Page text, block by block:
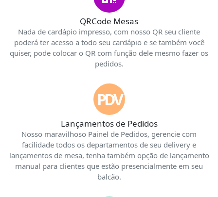
QRCode Mesas
Nada de cardápio impresso, com nosso QR seu cliente
poderá ter acesso a todo seu cardápio e se também você
quiser, pode colocar o QR com função dele mesmo fazer os
pedidos.
PDV
Lançamentos de Pedidos
Nosso maravilhoso Painel de Pedidos, gerencie com
facilidade todos os departamentos de seu delivery e
lançamentos de mesa, tenha também opção de lançamento
manual para clientes que estão presencialmente em seu
balcão.